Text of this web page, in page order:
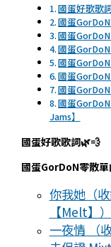
國蛋好歌歌
國蛋
國蛋
國蛋
國蛋GorDoN
國蛋
國蛋GorDoN
國蛋
Jams】
國蛋好歌歌詞🌿💨
國蛋GorDoN零散單
你我她（
【Melt】）
一夜情 （